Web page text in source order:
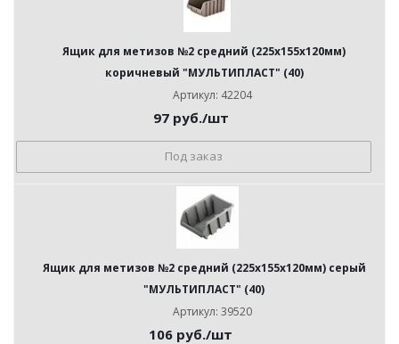
Ящик для метизов №2 средний (225х155х120мм)
коричневый "МУЛЬТИПЛАСТ" (40)
Артикул: 42204
97руб./шт
Под заказ
Ящик для метизов №2 средний (225х155х120мм) серый
"МУЛЬТИПЛАСТ" (40)
Артикул: 39520
106 руб./шт